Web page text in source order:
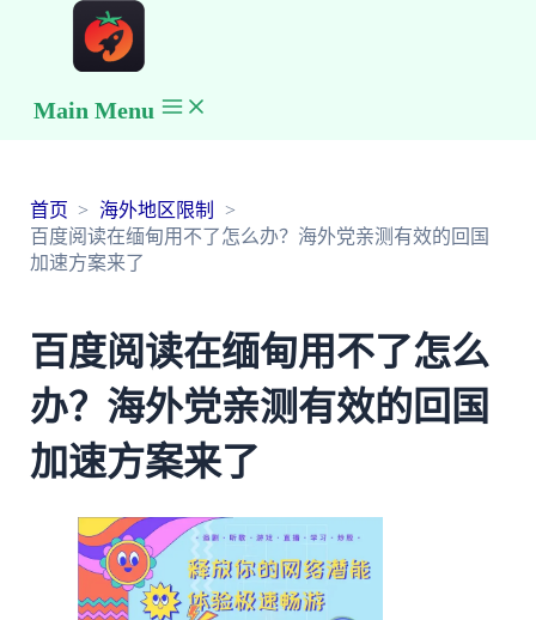
Main Menu
首页
海外地区限制
百度阅读在缅甸用不了怎么办？海外党亲测有效的回国
加速方案来了
百度阅读在缅甸用不了怎么
办？海外党亲测有效的回国
加速方案来了